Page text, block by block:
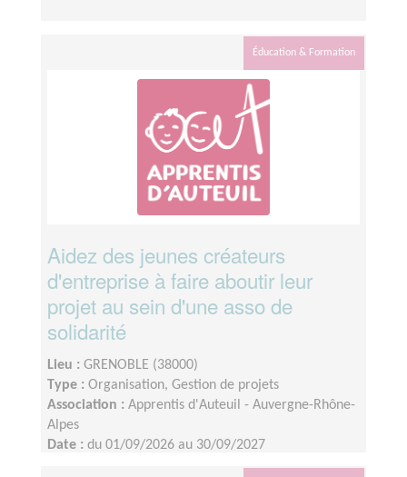
Éducation & Formation
Aidez des jeunes créateurs
d'entreprise à faire aboutir leur
projet au sein d'une asso de
solidarité
Lieu : GRENOBLE (38000)
Type : Organisation, Gestion de projets
Association : Apprentis d'Auteuil - Auvergne-Rhône-
Alpes
Date : du 01/09/2026 au 30/09/2027
2 demi journées par mois